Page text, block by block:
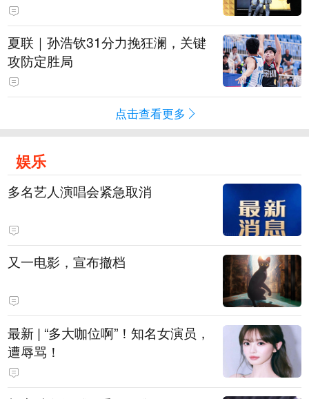
夏联｜孙浩钦31分力挽狂澜，关键
攻防定胜局
点击查看更多
娱乐
多名艺人演唱会紧急取消
又一电影，宣布撤档
最新 | “多大咖位啊”！知名女演员，
遭辱骂！